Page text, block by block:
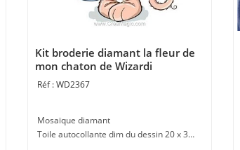
Kit broderie diamant la fleur de
mon chaton de Wizardi
WD2367
Mosaïque diamant
Toile autocollante dim du dessin 20 x 30 cm